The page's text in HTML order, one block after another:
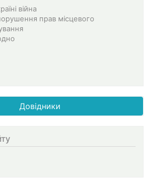
війна
прав місцевого
Довідники